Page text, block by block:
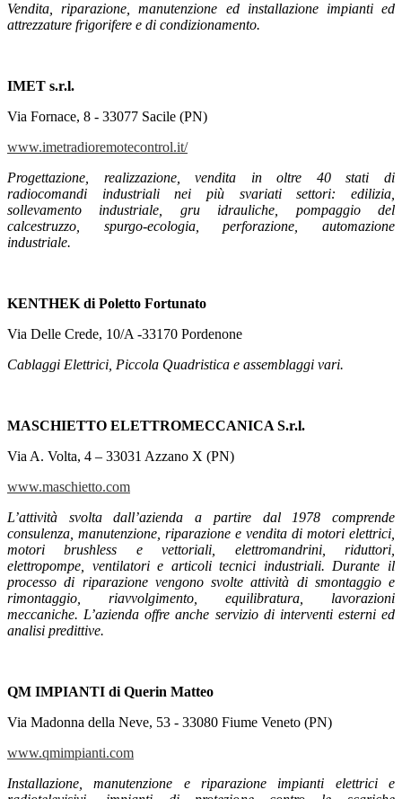
Vendita, riparazione, manutenzione ed installazione impianti ed
attrezzature frigorifere e di condizionamento.
IMET s.r.l.
Via Fornace, 8 - 33077 Sacile (PN)
www.imetradioremotecontrol.it/
Progettazione, realizzazione, vendita in oltre 40 stati di
radiocomandi industriali nei più svariati settori: edilizia,
sollevamento industriale, gru idrauliche, pompaggio del
calcestruzzo, spurgo-ecologia, perforazione, automazione
industriale.
KENTHEK di Poletto Fortunato
Via Delle Crede, 10/A -33170 Pordenone
Cablaggi Elettrici, Piccola Quadristica e assemblaggi vari.
MASCHIETTO ELETTROMECCANICA S.r.l.
Via A. Volta, 4 – 33031 Azzano X (PN)
www.maschietto.com
L’attività svolta dall’azienda a partire dal 1978 comprende
consulenza, manutenzione, riparazione e vendita di motori elettrici,
motori brushless e vettoriali, elettromandrini, riduttori,
elettropompe, ventilatori e articoli tecnici industriali. Durante il
processo di riparazione vengono svolte attività di smontaggio e
rimontaggio, riavvolgimento, equilibratura, lavorazioni
meccaniche. L’azienda offre anche servizio di interventi esterni ed
analisi predittive.
QM IMPIANTI di Querin Matteo
Via Madonna della Neve, 53 - 33080 Fiume Veneto (PN)
www.qmimpianti.com
Installazione, manutenzione e riparazione impianti elettrici e